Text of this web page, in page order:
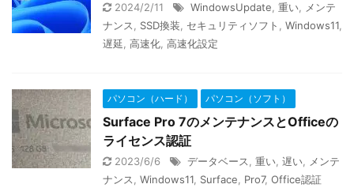
2024/2/11 WindowsUpdate 重い
メンテ
ナンス
SSD換装 セキュリティソフト Windows11
遅延 高速化 高速化設定
パソコン（ハード） パソコン（ソフト）
Surface Pro 7のメンテナンスとOfficeの
ライセンス認証
2023/6/6 データベース 重い 遅い
メンテ
ナンス
Windows11 Surface Pro7, Office認証